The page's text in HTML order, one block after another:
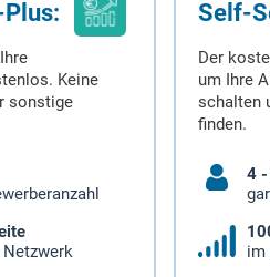
Keine
sonstige
Self-
Der
um Ihre
schalten
finden.
4
im